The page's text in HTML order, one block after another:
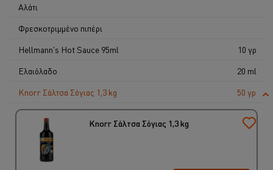
Αλάτι
Φρεσκοτριμμένο πιπέρι
Hellmann's Hot Sauce 95ml
10 γρ
Ελαιόλαδο
20 ml
Knorr Σάλτσα Σόγιας 1,3 kg
50 γρ
Knorr Σάλτσα Σόγιας 1,3 kg